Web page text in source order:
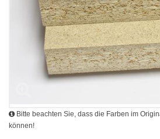
Bitte beachten Sie, dass die Farben im
können!